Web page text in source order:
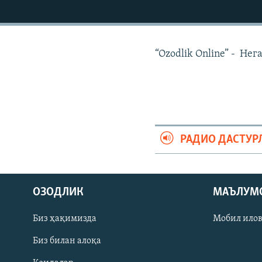
На русском
“Ozodlik Online” -
РАДИО
ОЗОДЛИК
Биз ҳақимизда
Биз билан алоқа
Мобил